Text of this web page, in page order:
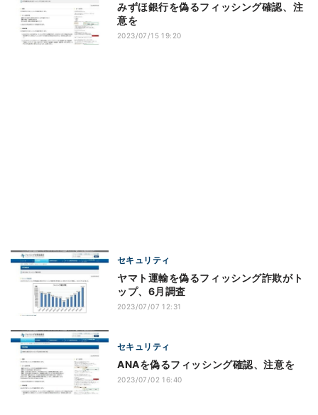
みずほ銀行を偽るフィッシング確認、注
意を
2023/07/15 19:20
セキュリティ
ヤマト運輸を偽るフィッシング詐欺がト
ップ、6月調査
2023/07/07 12:31
セキュリティ
ANAを偽るフィッシング確認、注意を
2023/07/02 16:40